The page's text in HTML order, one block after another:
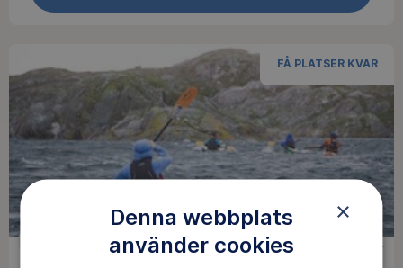
FÅ PLATSER KVAR
1300 kr
×
Denna webbplats
använder cookies